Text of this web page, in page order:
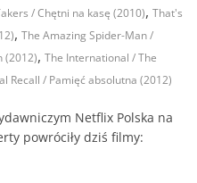
/ Chętni na kasę (2010), That's
, The Amazing Spider-Man /
(2012), The International / The
Recall / Pamięć absolutna (2012)
Netflix Polska na
powróciły dziś filmy: